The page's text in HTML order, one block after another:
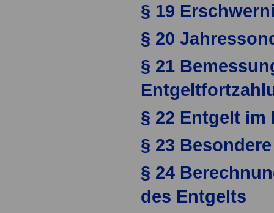
§ 19
§ 20
§ 21
§ 22 Entgelt
§ 23
§ 24
des Entgelts